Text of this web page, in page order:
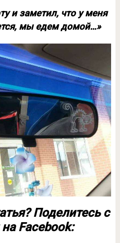
и заметил, что у меня
мы едем домой…»
Поделитесь с
Facebook: